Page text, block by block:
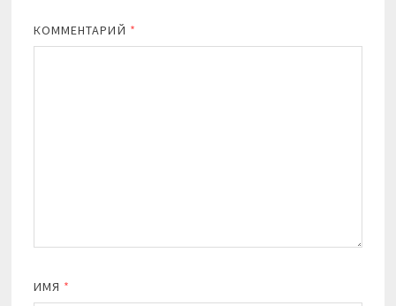
КОММЕНТАРИЙ *
ИМЯ *